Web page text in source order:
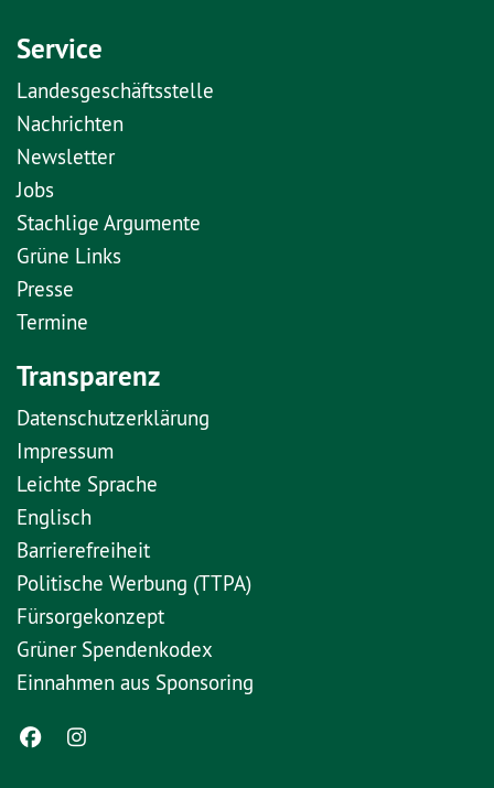
Service
Landesgeschäftsstelle
Nachrichten
Newsletter
Jobs
Stachlige Argumente
Grüne Links
Presse
Termine
Transparenz
Datenschutzerklärung
Impressum
Leichte Sprache
Englisch
Barrierefreiheit
Politische Werbung (TTPA)
Fürsorgekonzept
Grüner Spendenkodex
Einnahmen aus Sponsoring